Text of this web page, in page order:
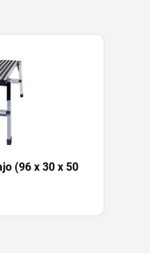
(96 x 30 x 50